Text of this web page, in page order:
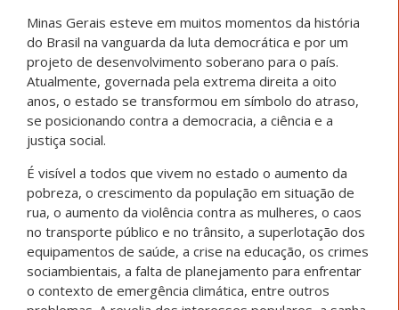
Minas Gerais esteve em muitos momentos da história
do Brasil na vanguarda da luta democrática e por um
projeto de desenvolvimento soberano para o país.
Atualmente, governada pela extrema direita a oito
anos, o estado se transformou em símbolo do atraso,
se posicionando contra a democracia, a ciência e a
justiça social.
É visível a todos que vivem no estado o aumento da
pobreza, o crescimento da população em situação de
rua, o aumento da violência contra as mulheres, o caos
no transporte público e no trânsito, a superlotação dos
equipamentos de saúde, a crise na educação, os crimes
sociambientais, a falta de planejamento para enfrentar
o contexto de emergência climática, entre outros